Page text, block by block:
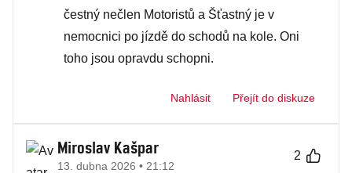
čestný nečlen Motoristů a Šťastný je v
nemocnici po jízdě do schodů na kole. Oni
toho jsou opravdu schopni.
Nahlásit Přejít do diskuze
Miroslav Kašpar
13. dubna 2026 • 21:12
2